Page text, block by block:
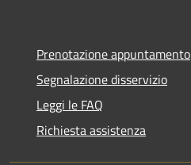
Prenotazione appuntamento
Segnalazione disservizio
Leggi le FAQ
Richiesta assistenza